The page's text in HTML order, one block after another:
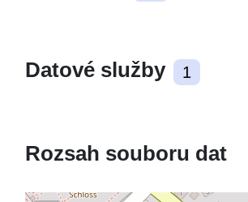
Datové služby 1
Rozsah souboru dat